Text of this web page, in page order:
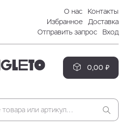
О нас
Контакты
Избранное
Доставка
Отправить запрос
Вход
0,00 ₽